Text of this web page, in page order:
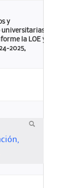
y
universitarias
la LOE y
2025,